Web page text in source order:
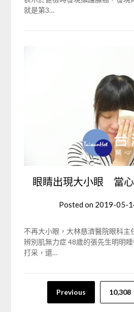
就是第3…
眼睛出現大小眼 當
Posted on 2019-05-
不再大小眼，大林慈濟醫院眼科主
辨別肌無力症 48歲的張先生明明
打采，還…
Previous 10,308